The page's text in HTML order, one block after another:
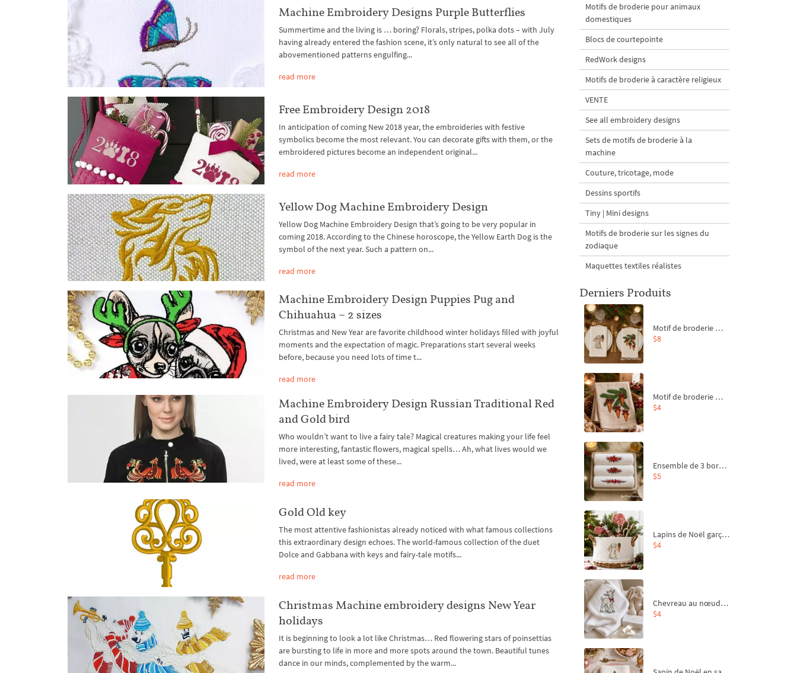
Machine Embroidery Designs Purple Butterflies
Summertime and the living is … boring? Florals, stripes, polka dots – with July
having already entered the fashion scene, it’s only natural to see all of the
abovementioned patterns engulfing...
read more
Free Embroidery Design 2018
In anticipation of coming New 2018 year, the embroideries with festive
symbolics become the most relevant. You can decorate gifts with them, or the
embroidered pictures become an independent original...
read more
Yellow Dog Machine Embroidery Design
Yellow Dog Machine Embroidery Design that’s going to be very popular in
coming 2018. According to the Chinese horoscope, the Yellow Earth Dog is the
symbol of the next year. Such a pattern on...
read more
Machine Embroidery Design Puppies Pug and
Chihuahua – 2 sizes
Christmas and New Year are favorite childhood winter holidays filled with joyful
moments and the expectation of magic. Preparations start several weeks
before, because you need lots of time t...
read more
Machine Embroidery Design Russian Traditional Red
and Gold bird
Who wouldn’t want to live a fairy tale? Magical creatures making your life feel
more interesting, fantastic flowers, magical spells… Ah, what lives would we
lived, were at least some of these...
read more
Gold Old key
The most attentive fashionistas already noticed with what famous collections
this extraordinary design echoes. The world-famous collection of the duet
Dolce and Gabbana with keys and fairy-tale motifs...
read more
Christmas Machine embroidery designs New Year
holidays
It is beginning to look a lot like Christmas… Red flowering stars of poinsettias
are bursting to life in more and more spots around the town. Beautiful tunes
dance in our minds, complemented by the warm...
Motifs de broderie pour animaux
domestiques
Blocs de courtepointe
RedWork designs
Motifs de broderie à caractère religieux
VENTE
See all embroidery designs
Sets de motifs de broderie à la
machine
Couture, tricotage, mode
Dessins sportifs
Tiny | Mini designs
Motifs de broderie sur les signes du
zodiaque
Maquettes textiles réalistes
Derniers Produits
Motif de broderie machine Branche de sapin et carottes - 4 tailles
$8
Motif de broderie machine Branche de sapin et carottes - 4 tailles
$4
Ensemble de 3 bordures de Noël pour broderie machine
$5
Lapins de Noël garçon et fille - 4 tailles
$4
Chevreau au nœud rouge – broderie machine, 4 tailles
$4